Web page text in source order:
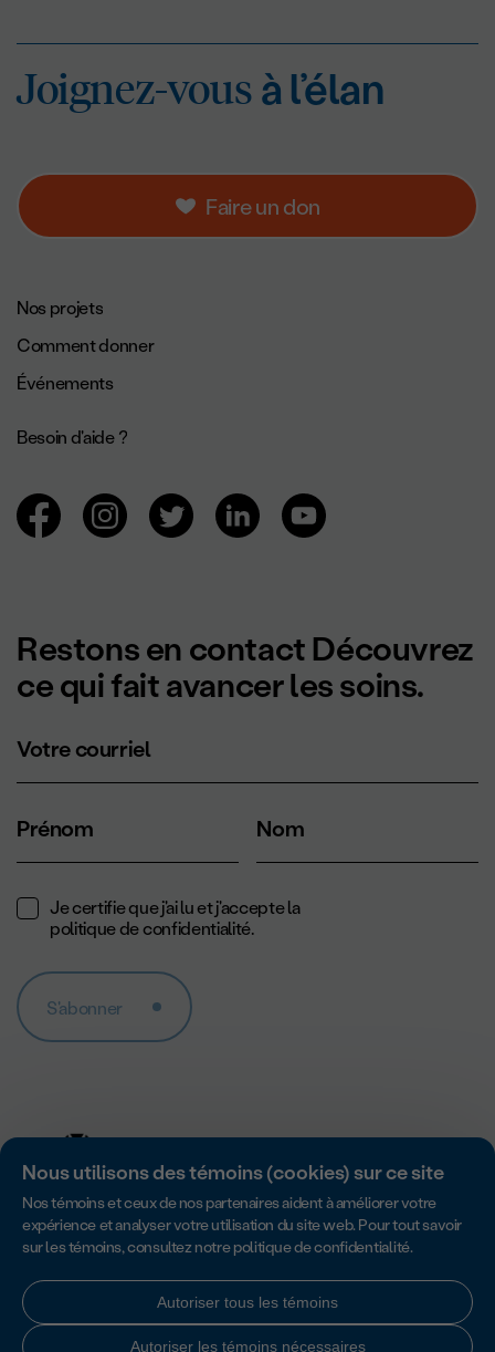
Faire un don
Nous utilisons des témoins (cookies) sur ce site
Nos témoins et ceux de nos partenaires aident à améliorer votre
expérience et analyser votre utilisation du site web. Pour tout savoir
sur les témoins, consultez notrepolitique de confidentialité.
Autoriser tous les témoins
Autoriser les témoins nécessaires
Joignez-vousà
Joignez-vousà l’élan
Navigation de pied de page.
Nos projets
Comment donner
Événements
Besoin d'aide ?
Navigation des réseaux sociaux.
Restons en contact Découvrez
ce qui fait avancer les soins.
Votre courriel
Prénom Nom
Je certifie que j'ai lu et j'accepte la
politique de confidentialité.
S'abonner
Accredité par Imagine Canada pour son excellence en matière de
sans but lucratif.